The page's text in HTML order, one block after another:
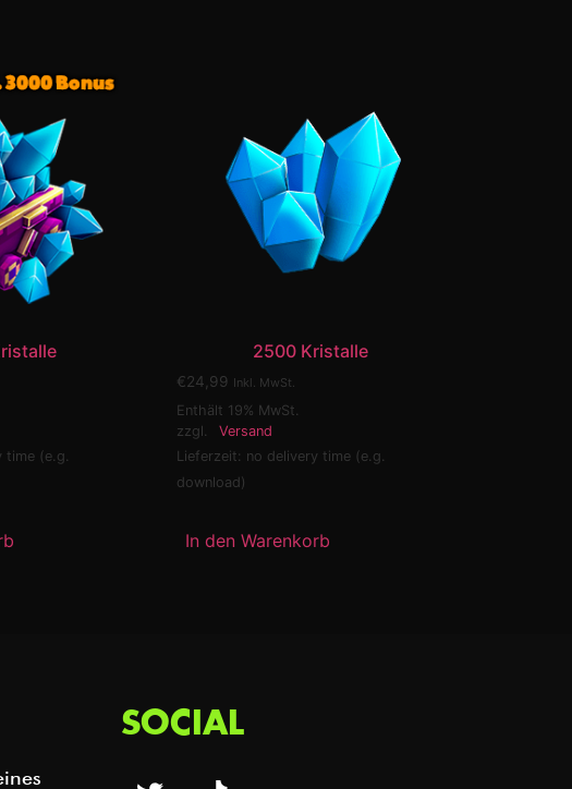
time (e.g.
2500 Kristalle
€24,99 Inkl. MwSt.
Enthält 19% MwSt.
zzgl.
Versand
Lieferzeit: no delivery time (e.g.
download)
In den Warenkorb
SOCIAL